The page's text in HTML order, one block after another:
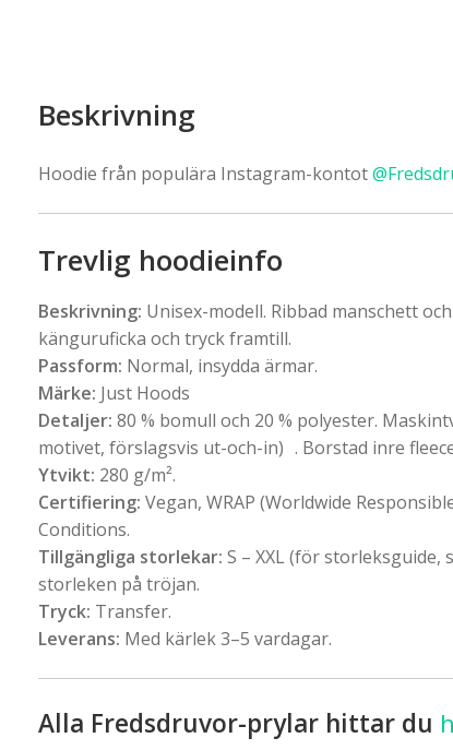
Beskrivning
Hoodie från populära Instagram-kontot
Trevlig hoodieinfo
Beskrivning: Unisex-modell. Ribbad manschett
känguruficka och tryck framtill.
Passform: Normal, insydda ärmar.
Märke: Just Hoods
Detaljer: 80 % bomull och 20 % polyester.
motivet, förslagsvis ut-och-in) . Borstad inre
Ytvikt: 280 g/m².
Certifiering: Vegan, WRAP (Worldwide
Conditions.
Tillgängliga storlekar: S – XXL (för storleksguide,
storleken på tröjan.
Tryck: Transfer.
Leverans: Med kärlek 3–5 vardagar.
Alla Fredsdruvor-prylar hittar du